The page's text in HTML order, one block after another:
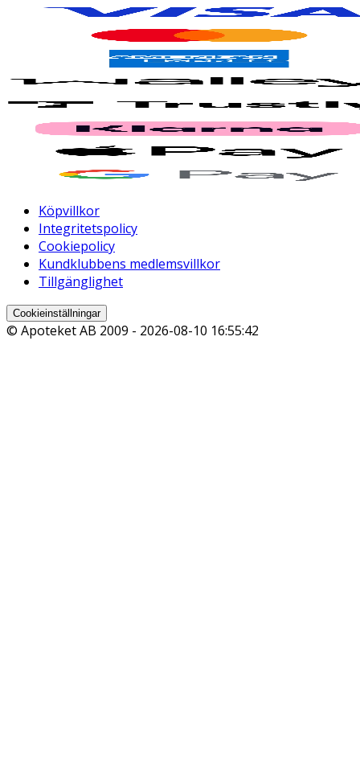
Köpvillkor
Integritetspolicy
Cookiepolicy
Kundklubbens medlemsvillkor
Tillgänglighet
Cookieinställningar
© Apoteket AB 2009 - 2026-08-10 16:55:42